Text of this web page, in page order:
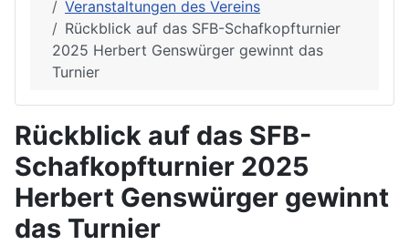
Veranstaltungen des Vereins
Rückblick auf das SFB-Schafkopfturnier
2025 Herbert Genswürger gewinnt das
Turnier
Rückblick auf das SFB-
Schafkopfturnier 2025
Herbert Genswürger gewinnt
das Turnier